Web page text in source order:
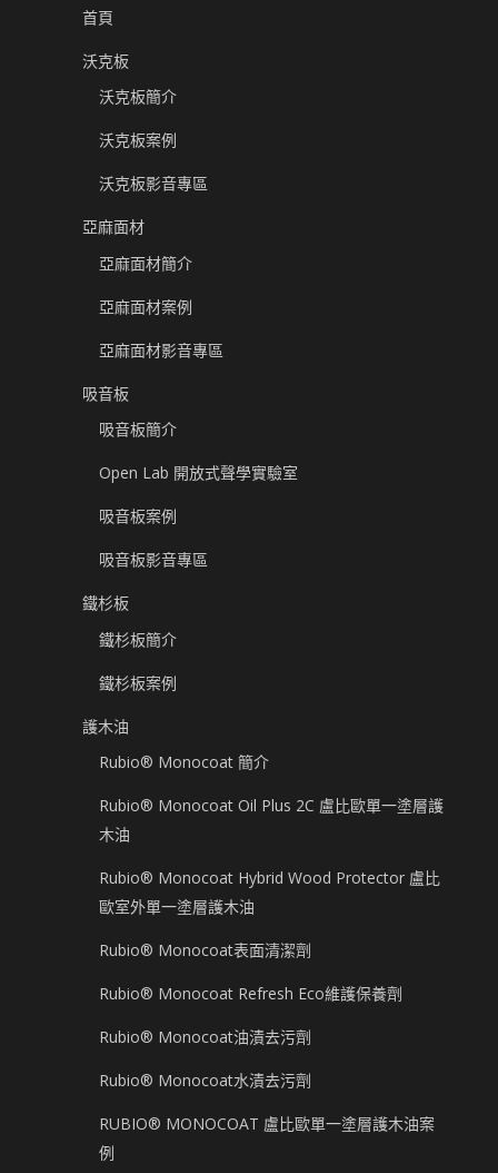
首頁
沃克板
沃克板簡介
沃克板案例
沃克板影音專區
亞麻面材
亞麻面材簡介
亞麻面材案例
亞麻面材影音專區
吸音板
吸音板簡介
Open Lab 開放式聲學實驗室
吸音板案例
吸音板影音專區
鐵杉板
鐵杉板簡介
鐵杉板案例
護木油
Rubio® Monocoat 簡介
Rubio® Monocoat Oil Plus 2C 盧比歐單一塗層護
木油
Rubio® Monocoat Hybrid Wood Protector 盧比
歐室外單一塗層護木油
Rubio® Monocoat表面清潔劑
Rubio® Monocoat Refresh Eco維護保養劑
Rubio® Monocoat油漬去污劑
Rubio® Monocoat水漬去污劑
RUBIO® MONOCOAT 盧比歐單一塗層護木油案
例